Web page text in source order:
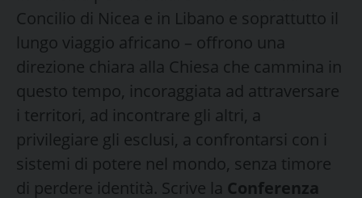
Concilio di Nicea e in Libano e soprattutto il
lungo viaggio africano – offrono una
direzione chiara alla Chiesa che cammina in
questo tempo, incoraggiata ad attraversare
i territori, ad incontrare gli altri, a
privilegiare gli esclusi, a confrontarsi con i
sistemi di potere nel mondo, senza timore
di perdere identità. Scrive la Conferenza